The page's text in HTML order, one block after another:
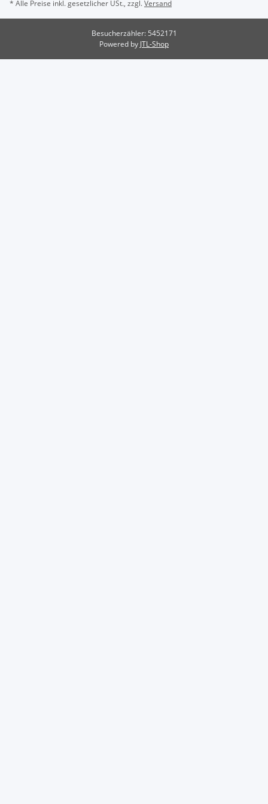
* Alle Preise inkl. gesetzlicher USt., zzgl.Versand
Besucherzähler: 5452171
Powered by JTL-Shop